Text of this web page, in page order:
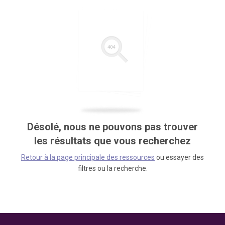
Désolé, nous ne pouvons pas trouver
les résultats que vous recherchez
Retour à la page principale des ressources ou essayer des
filtres ou la recherche.